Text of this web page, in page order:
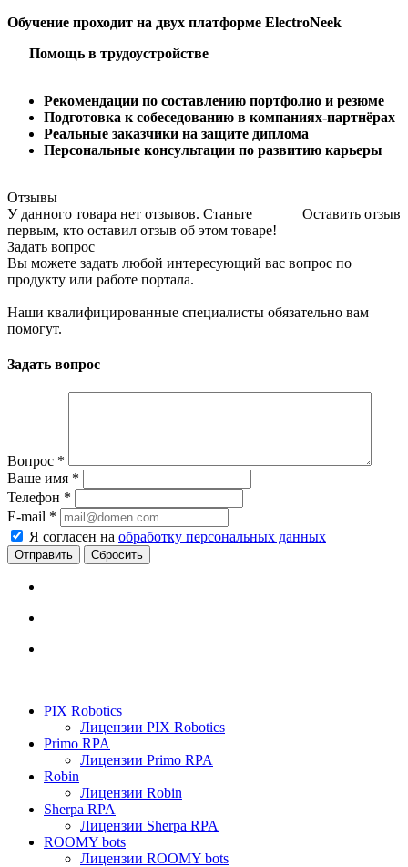
Обучение проходит на двух платформе ElectroNeek
Помощь в трудоустройстве
Рекомендации по составлению портфолио и резюме
Подготовка к собеседованию в компаниях-партнёрах
Реальные заказчики на защите диплома
Персональные консультации по развитию карьеры
Отзывы
Оставить отзыв
У данного товара нет отзывов. Станьте
первым, кто оставил отзыв об этом товаре!
Задать вопрос
Вы можете задать любой интересующий вас вопрос по
продукту или работе портала.
Наши квалифицированные специалисты обязательно вам
помогут.
Задать вопрос
Вопрос *
Ваше имя *
Телефон *
E-mail *
Я согласен на обработку персональных данных
Сбросить
PIX Robotics
Лицензии PIX Robotics
Primo RPA
Лицензии Primo RPA
Robin
Лицензии Robin
Sherpa RPA
Лицензии Sherpa RPA
ROOMY bots
Лицензии ROOMY bots